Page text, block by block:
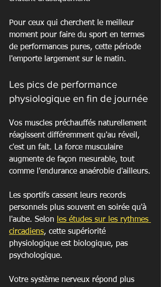
Pour ceux qui cherchent le meilleur
moment pour faire du sport en termes
de performances pures, cette période
l'emporte largement sur le matin.
Les pics de performance
physiologique en fin de journée
Vos muscles préchauffés naturellement
réagissent différemment qu'au réveil,
c'est un fait. La force musculaire
augmente de façon mesurable, tout
comme l'endurance anaérobie d'ailleurs.
Les sportifs cassent leurs records
personnels plus souvent en soirée qu'à
l'aube. Selon
les études sur les rythmes
circadiens, cette supériorité
physiologique est biologique, pas
psychologique.
Votre système nerveux répond plus